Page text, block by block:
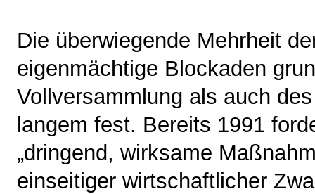
Die überwiegende Mehrheit
eigenmächtige Blockaden
Vollversammlung als auch
langem fest. Bereits 1991
„dringend, wirksame
einseitiger wirtschaftlicher